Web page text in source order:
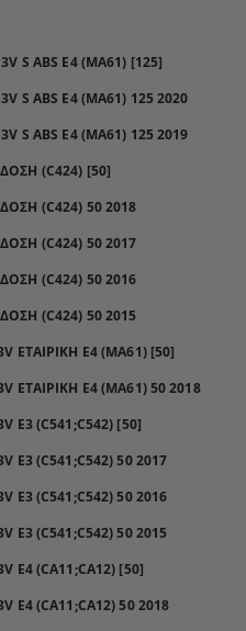
S ABS E4 (MA61) [125]
S ABS E4 (MA61) 125 2020
S ABS E4 (MA61) 125 2019
(C424) [50]
(C424) 50 2018
(C424) 50 2017
(C424) 50 2016
(C424) 50 2015
ΕΤΑΙΡΙΚΗ E4 (MA61) [50]
ΕΤΑΙΡΙΚΗ E4 (MA61) 50 2018
E3 (C541;C542) [50]
E3 (C541;C542) 50 2017
E3 (C541;C542) 50 2016
E3 (C541;C542) 50 2015
E4 (CA11;CA12) [50]
E4 (CA11;CA12) 50 2018